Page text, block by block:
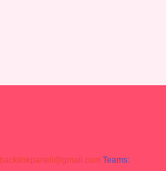
backlinkpaneli@gmail.com Teams: